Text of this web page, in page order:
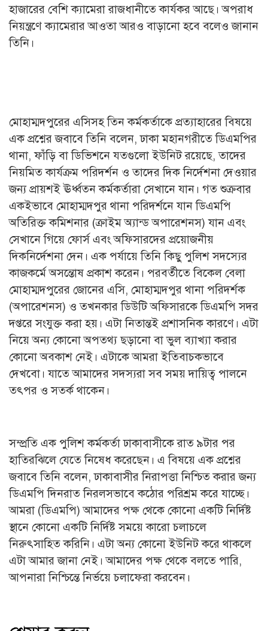
হাজারের বেশি ক্যামেরা রাজধানীতে কার্যকর আছে। অপরাধ
নিয়ন্ত্রণে ক্যামেরার আওতা আরও বাড়ানো হবে বলেও জানান
তিনি।
মোহাম্মদপুরের এসিসহ তিন কর্মকর্তাকে প্রত্যাহারের বিষয়ে
এক প্রশ্নের জবাবে তিনি বলেন, ঢাকা মহানগরীতে ডিএমপির
থানা, ফাঁড়ি বা ডিভিশনে যতগুলো ইউনিট রয়েছে, তাদের
নিয়মিত কার্যক্রম পরিদর্শন ও তাদের দিক নির্দেশনা দেওয়ার
জন্য প্রায়শই ঊর্ধ্বতন কর্মকর্তারা সেখানে যান। গত শুক্রবার
একইভাবে মোহাম্মদপুর থানা পরিদর্শনে যান ডিএমপি
অতিরিক্ত কমিশনার (ক্রাইম অ্যান্ড অপারেশনস) যান এবং
সেখানে গিয়ে ফোর্স এবং অফিসারদের প্রয়োজনীয়
দিকনির্দেশনা দেন। এক পর্যায়ে তিনি কিছু পুলিশ সদস্যের
কাজকর্মে অসন্তোষ প্রকাশ করেন। পরবর্তীতে বিকেল বেলা
মোহাম্মদপুরের জোনের এসি, মোহাম্মদপুর থানা পরিদর্শক
(অপারেশনস) ও তখনকার ডিউটি অফিসারকে ডিএমপি সদর
দপ্তরে সংযুক্ত করা হয়। এটা নিতান্তই প্রশাসনিক কারণে। এটা
নিয়ে অন্য কোনো অপতথ্য ছড়ানো বা ভুল ব্যাখ্যা করার
কোনো অবকাশ নেই। এটাকে আমরা ইতিবাচকভাবে
দেখবো। যাতে আমাদের সদস্যরা সব সময় দায়িত্ব পালনে
তৎপর ও সতর্ক থাকেন।
সম্প্রতি এক পুলিশ কর্মকর্তা ঢাকাবাসীকে রাত ৯টার পর
হাতিরঝিলে যেতে নিষেধ করেছেন। এ বিষয়ে এক প্রশ্নের
জবাবে তিনি বলেন, ঢাকাবাসীর নিরাপত্তা নিশ্চিত করার জন্য
ডিএমপি দিনরাত নিরলসভাবে কঠোর পরিশ্রম করে যাচ্ছে।
আমরা (ডিএমপি) আমাদের পক্ষ থেকে কোনো একটি নির্দিষ্ট
স্থানে কোনো একটি নির্দিষ্ট সময়ে কারো চলাচলে
নিরুৎসাহিত করিনি। এটা অন্য কোনো ইউনিট করে থাকলে
এটা আমার জানা নেই। আমাদের পক্ষ থেকে বলতে পারি,
আপনারা নিশ্চিন্তে নির্ভয়ে চলাফেরা করবেন।